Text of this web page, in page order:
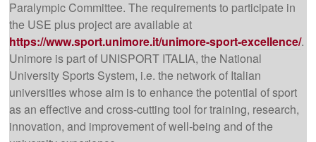
Paralympic Committee. The requirements to participate in
the USE plus project are available at
https://www.sport.unimore.it/unimore-sport-excellence/.
Unimore is part of UNISPORT ITALIA, the National
University Sports System, i.e. the network of Italian
universities whose aim is to enhance the potential of sport
as an effective and cross-cutting tool for training, research,
innovation, and improvement of well-being and of the